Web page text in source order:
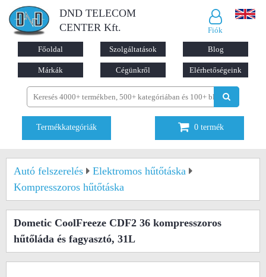
DND TELECOM
CENTER Kft.
Fiók
Főoldal Szolgáltatások Blog
Márkák Cégünkről Elérhetőségeink
Termékkategóriák 0 termék
Autó felszerelés
Elektromos hűtőtáska
Kompresszoros hűtőtáska
Dometic CoolFreeze CDF2 36 kompresszoros
hűtőláda és fagyasztó, 31L